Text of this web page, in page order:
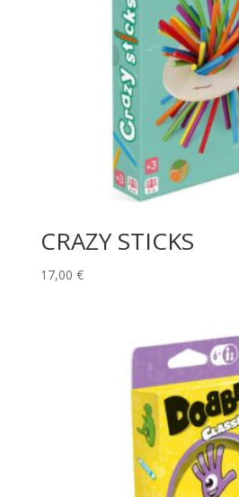
CRAZY STICKS
17,00 €